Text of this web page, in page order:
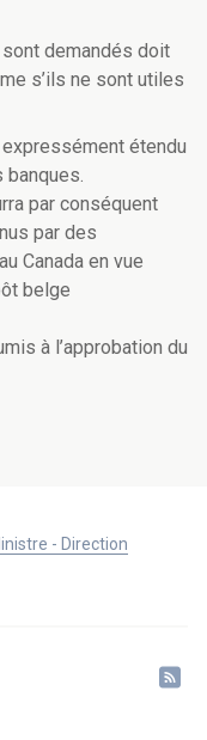
sont demandés doit
s’ils ne sont utiles
étendu
banques.
par conséquent
par des
Canada en vue
belge
à l’approbation du
- Direction